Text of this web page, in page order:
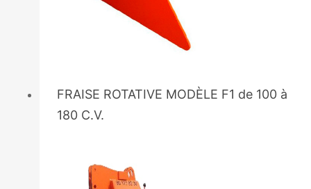
FRAISE ROTATIVE MODÈLE F1 de 100 à
180 C.V.